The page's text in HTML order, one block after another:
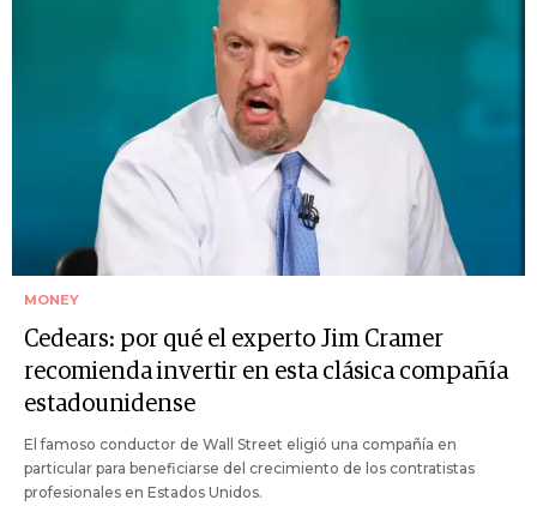
MONEY
Cedears: por qué el experto Jim Cramer
recomienda invertir en esta clásica compañía
estadounidense
El famoso conductor de Wall Street eligió una compañía en
particular para beneficiarse del crecimiento de los contratistas
profesionales en Estados Unidos.